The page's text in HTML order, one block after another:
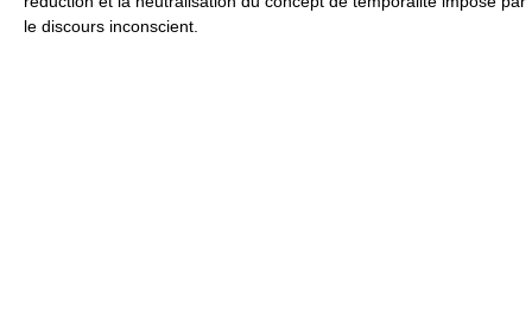
le discours inconscient.